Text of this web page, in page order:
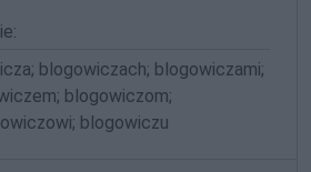
blogowiczach; blogowiczami;
blogowiczom;
blogowiczu